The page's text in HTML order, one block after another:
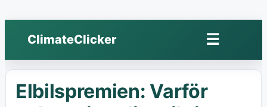
ClimateClicker ☰Öppna
meny
Elbilspremien: Varför